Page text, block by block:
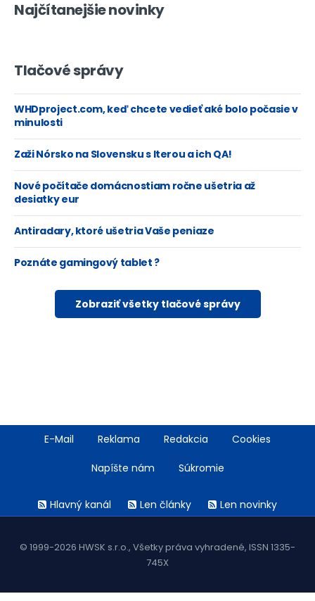
Najčítanejšie novinky
Tlačové správy
WHDproject.com, keď chcete vedieť aké bolo počasie v
minulosti
Zaži Nórsko na Slovensku s Iterou a ich QA!
Nové počítače domácnostiam ročne ušetria až
desiatky eur
Antiradary, ktoré ušetria Vaše peniaze
Poznáte gamingový tablet ?
Zobraziť všetky tlačové správy
FooterE-Mail Reklama Redakcia Cookies
Napíšte nám Súkromie
menuHlavný kanál Len články Len novinky
© 1999-2026 HWSK s.r.o., Všetky práva vyhradené, ISSN 1335-
745X